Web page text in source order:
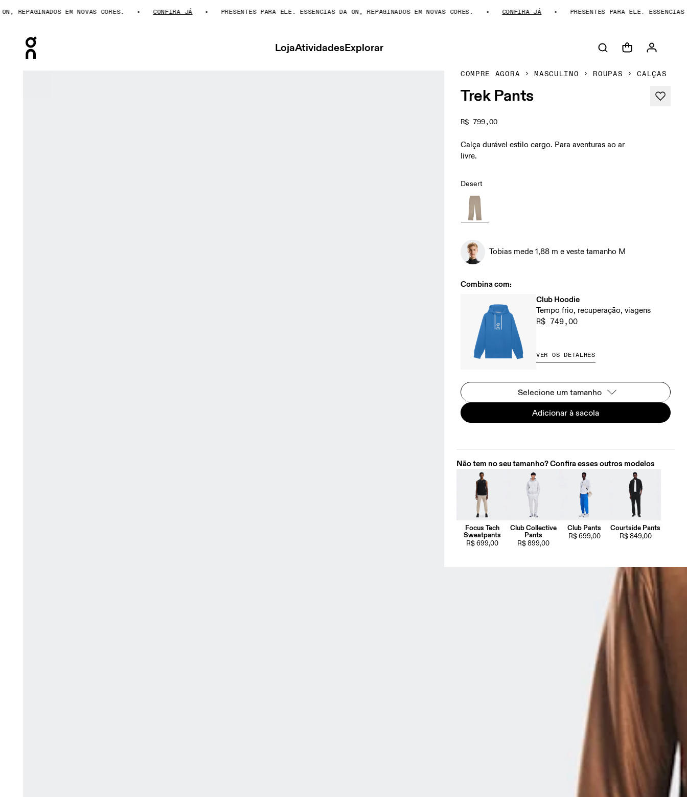
EM NOVAS CORES. CONFIRA JÁ PRESENTES PARA ELE. ESSENCIAS DA ON, REPAGINADOS EM NOVAS CORES. CONFIRA JÁ PRESENTES PARA ELE. ESSENCIAS
LojaAtividadesExplorar
COMPRE AGORA MASCULINO ROUPAS CALÇAS
Trek Pants
R$ 799,00
Calça durável estilo cargo. Para aventuras ao ar
livre.
Desert
Tobias mede 1,88 m e veste tamanho M
Combina com:
Club Hoodie
Tempo frio, recuperação, viagens
R$ 749,00
VER OS DETALHES
Selecione um tamanho
Adicionar à sacola
Não tem no seu tamanho? Confira esses outros modelos
Focus Tech
Sweatpants
R$ 699,00
Club Collective
Pants
R$ 899,00
Club Pants
R$ 699,00
Courtside Pants
R$ 849,00